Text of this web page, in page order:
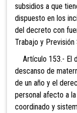
subsidios a que
dispuesto en los
del decreto con
Trabajo y Previsión
Artículo 153.- El
descanso de
de un año y el
personal afecto a
coordinado y